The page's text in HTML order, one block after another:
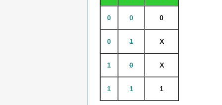
0 0 0
0 1 X
1 0 X
1 1 1